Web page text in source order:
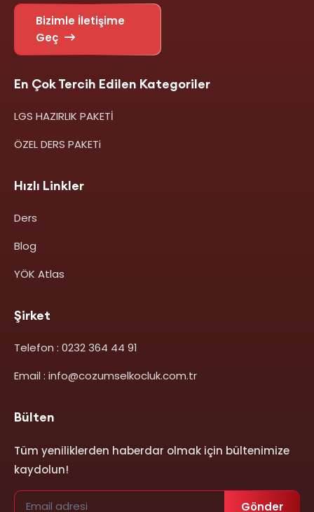
Bizimle İletişime
Geç
En Çok Tercih Edilen Kategoriler
LGS HAZIRLIK PAKETİ
ÖZEL DERS PAKETi
Hızlı Linkler
Ders
Blog
YÖK Atlas
Şirket
Telefon : 0232 364 44 91
Email : info@cozumselkocluk.com.tr
Bülten
Tüm yeniliklerden haberdar olmak için bültenimize
kaydolun!
Gönder